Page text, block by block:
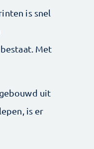
is snel
Met
uit
is er